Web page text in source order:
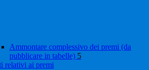
Ammontare complessivo dei premi (da
pubblicare in tabelle) 5
relativi ai premi